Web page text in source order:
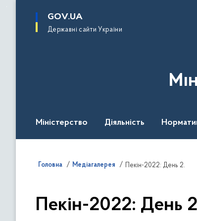
основного
GOV.UA
Державні сайти України
Міністерство Діяльність
Головна Медіагалерея Пекін-2022: День 2.
Пекін-2022: День